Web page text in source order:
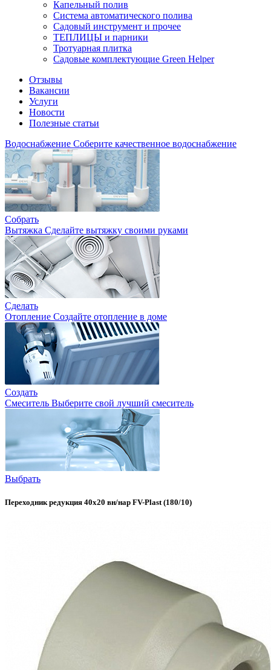
Капельный полив
Система автоматического полива
Садовый инструмент и прочее
ТЕПЛИЦЫ и парники
Тротуарная плитка
Садовые комплектующие Green Helper
Отзывы
Вакансии
Услуги
Новости
Полезные статьи
Водоснабжение Соберите качественное водоснабжение
Собрать
Вытяжка Сделайте вытяжку своими руками
Сделать
Отопление Создайте отопление в доме
Создать
Смеситель Выберите свой лучший смеситель
Выбрать
Переходник редукция 40х20 вн/нар FV-Plast (180/10)